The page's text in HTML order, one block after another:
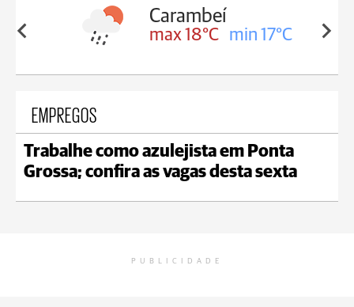
18°C
Carambeí
max 18°C min 17°C
EMPREGOS
Trabalhe como azulejista em Ponta
Grossa; confira as vagas desta sexta
PUBLICIDADE